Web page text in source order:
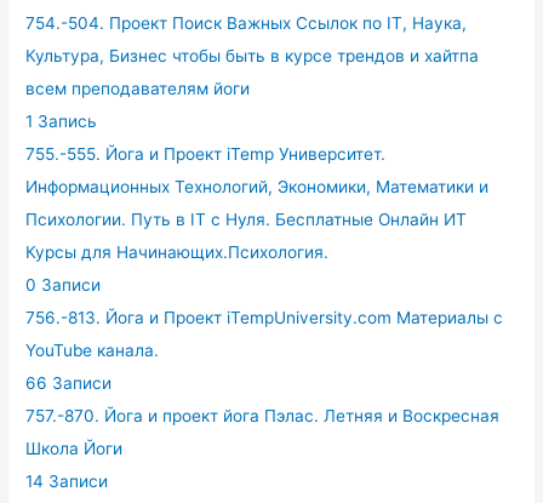
754.-504. Проект Поиск Важных Ссылок по IT, Наука,
Культура, Бизнес чтобы быть в курсе трендов и хайтпа
всем преподавателям йоги
1 Запись
755.-555. Йога и Проект iTemp Университет.
Информационных Технологий, Экономики, Математики и
Психологии. Путь в IT с Нуля. Бесплатные Онлайн ИТ
Курсы для Начинающих.Психология.
0 Записи
756.-813. Йога и Проект iTempUniversity.com Материалы с
YouTube канала.
66 Записи
757.-870. Йога и проект йога Пэлас. Летняя и Воскресная
Школа Йоги
14 Записи